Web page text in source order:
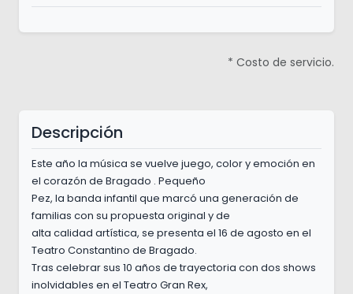
* Costo de servicio.
Descripción
Este año la música se vuelve juego, color y emoción en
el corazón de Bragado . Pequeño
Pez, la banda infantil que marcó una generación de
familias con su propuesta original y de
alta calidad artística, se presenta el 16 de agosto en el
Teatro Constantino de Bragado.
Tras celebrar sus 10 años de trayectoria con dos shows
inolvidables en el Teatro Gran Rex,